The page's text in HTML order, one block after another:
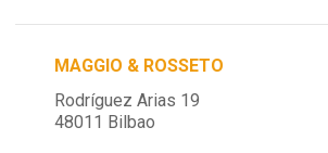
MAGGIO & ROSSETO
Rodríguez Arias 19
48011 Bilbao